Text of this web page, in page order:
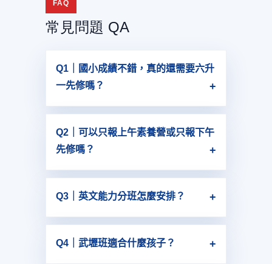
FAQ
常見問題 QA
Q1｜國小成績不錯，真的還需要六升
一先修嗎？
免開學後第一段考才被震撼教育。
Q2｜可以只報上午素養營或只報下午
先修嗎？
果更好。
Q3｜英文能力分班怎麼安排？
簡單失去挑戰。
Q4｜武壢班適合什麼孩子？